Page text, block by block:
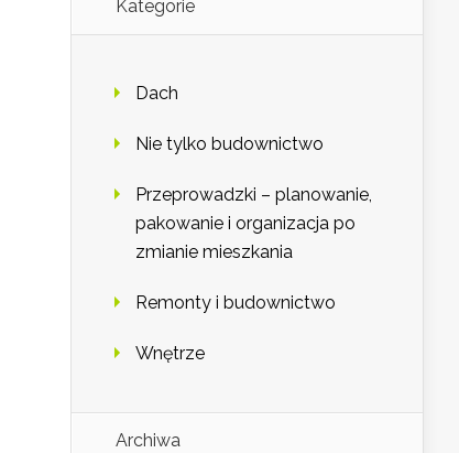
Kategorie
Dach
Nie tylko budownictwo
Przeprowadzki – planowanie,
pakowanie i organizacja po
zmianie mieszkania
Remonty i budownictwo
Wnętrze
Archiwa